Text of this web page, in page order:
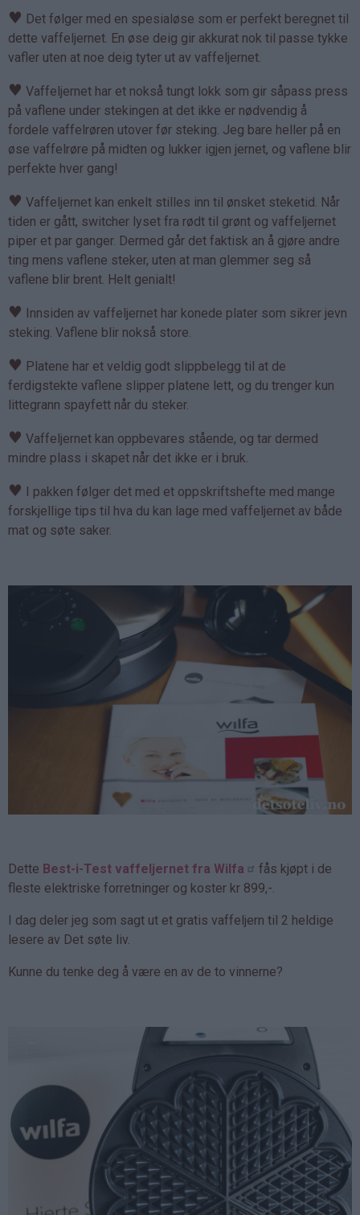
♥ Det følger med en spesialøse som er perfekt beregnet til
dette vaffeljernet. En øse deig gir akkurat nok til passe tykke
vafler uten at noe deig tyter ut av vaffeljernet.
♥ Vaffeljernet har et nokså tungt lokk som gir såpass press
på vaflene under stekingen at det ikke er nødvendig å
fordele vaffelrøren utover før steking. Jeg bare heller på en
øse vaffelrøre på midten og lukker igjen jernet, og vaflene blir
perfekte hver gang!
♥ Vaffeljernet kan enkelt stilles inn til ønsket steketid. Når
tiden er gått, switcher lyset fra rødt til grønt og vaffeljernet
piper et par ganger. Dermed går det faktisk an å gjøre andre
ting mens vaflene steker, uten at man glemmer seg så
vaflene blir brent. Helt genialt!
♥ Innsiden av vaffeljernet har konede plater som sikrer jevn
steking. Vaflene blir nokså store.
♥ Platene har et veldig godt slippbelegg til at de
ferdigstekte vaflene slipper platene lett, og du trenger kun
littegrann spayfett når du steker.
♥ Vaffeljernet kan oppbevares stående, og tar dermed
mindre plass i skapet når det ikke er i bruk.
♥ I pakken følger det med et oppskriftshefte med mange
forskjellige tips til hva du kan lage med vaffeljernet av både
mat og søte saker.
Dette Best-i-Test vaffeljernet fra Wilfa
fås kjøpt i de
fleste elektriske forretninger og koster kr 899,-.
I dag deler jeg som sagt ut et gratis vaffeljern til 2 heldige
lesere av Det søte liv.
Kunne du tenke deg å være en av de to vinnerne?